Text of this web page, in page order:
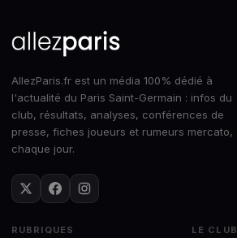
AllezParis.fr est un média 100% dédié à
l'actualité du Paris Saint-Germain : infos du
club, résultats, analyses, conférences de
presse, fiches joueurs et rumeurs mercato,
chaque jour.
RUBRIQUES LE CLUB